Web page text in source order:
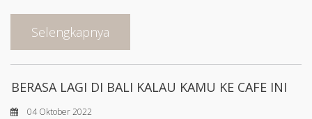
Selengkapnya
BERASA LAGI DI BALI KALAU KAMU KE CAFE INI
04 Oktober 2022